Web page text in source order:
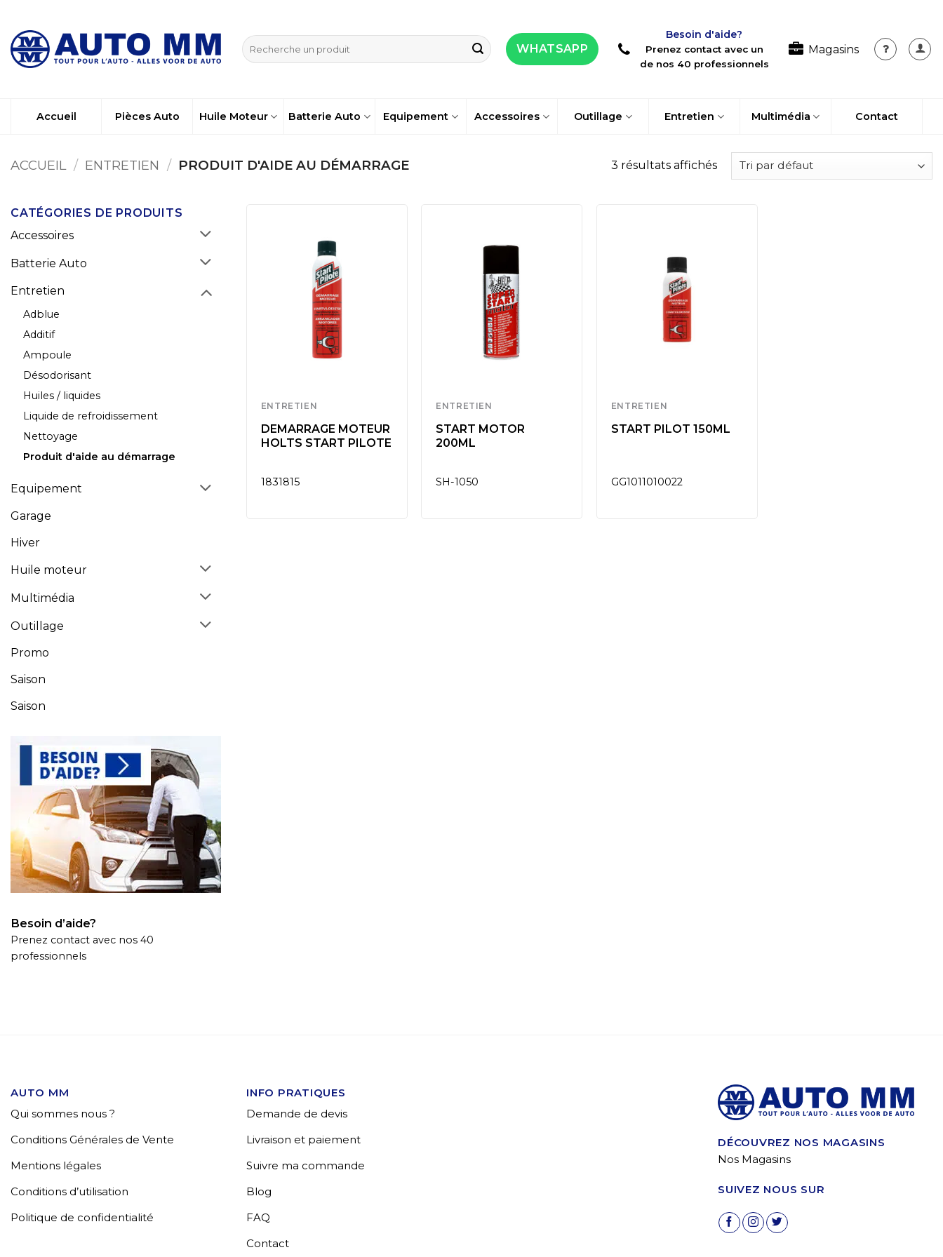
contenu
Recherche
pour :
WHATSAPP
Besoin d'aide?
Prenez contact avec un
de nos 40 professionnels
Magasins
Accueil Pièces Auto Huile Moteur Batterie Auto Equipement Accessoires Outillage Entretien Multimédia Contact
ACCUEIL / ENTRETIEN / PRODUIT D'AIDE AU DÉMARRAGE 3 résultats affichés
CATÉGORIES DE PRODUITS
Accessoires
Batterie Auto
Entretien
Adblue
Additif
Ampoule
Désodorisant
Huiles / liquides
Liquide de refroidissement
Nettoyage
Produit d'aide au démarrage
Equipement
Garage
Hiver
Huile moteur
Multimédia
Outillage
Promo
Saison
Saison
Besoin d’aide?
Prenez contact avec nos 40
professionnels
ENTRETIEN
DEMARRAGE MOTEUR
HOLTS START PILOTE
1831815
ENTRETIEN
START MOTOR
200ML
SH-1050
ENTRETIEN
START PILOT 150ML
GG1011010022
AUTO MM
Qui sommes nous ?
Conditions Générales de Vente
Mentions légales
Conditions d’utilisation
Politique de confidentialité
INFO PRATIQUES
Demande de devis
Livraison et paiement
Suivre ma commande
Blog
FAQ
Contact
DÉCOUVREZ NOS MAGASINS
Nos Magasins
SUIVEZ NOUS SUR